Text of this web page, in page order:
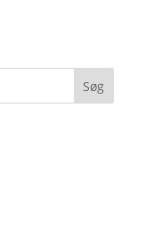
Søg